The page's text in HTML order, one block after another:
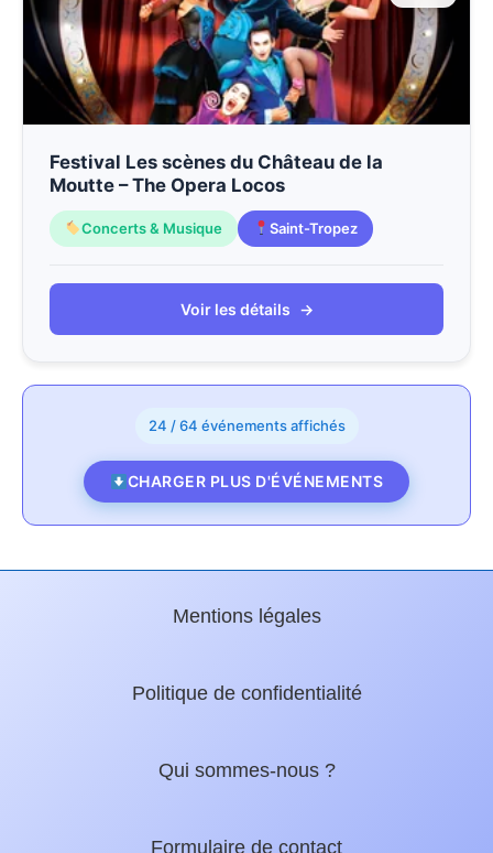
Festival Les scènes du Château de la
Moutte – The Opera Locos
Concerts & Musique Saint-Tropez
Voir les détails →
24 / 64 événements affichés
CHARGER PLUS D'ÉVÉNEMENTS
Mentions légales
Politique de confidentialité
Qui sommes-nous ?
Formulaire de contact